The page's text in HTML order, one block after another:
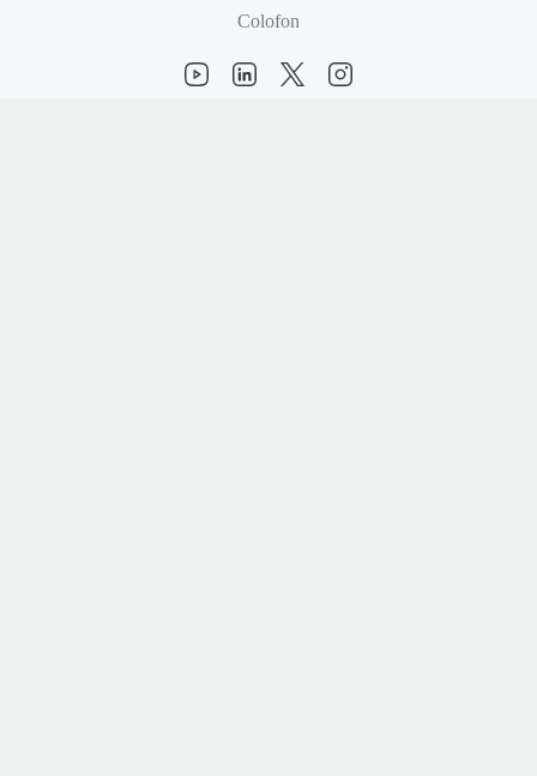
Colofon